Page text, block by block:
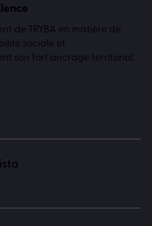
de TRYBA en matière de
sociale et
son fort ancrage territorial.